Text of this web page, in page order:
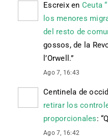
Escreixen Ceuta
los menores
del resto de
gossos, de la
l’Orwell.”
Ago 7, 16:43
Centinela de
retirar los
proporcionales: “
Ago 7, 16:42